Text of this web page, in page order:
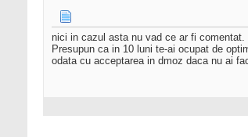
nici in cazul asta nu vad ce ar fi comentat.
Presupun ca in 10 luni te-ai ocupat de
odata cu acceptarea in dmoz daca nu ai